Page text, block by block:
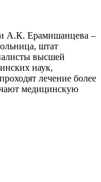
А.К. Ерамишанцева –
штат
высшей
наук,
лечение более
медицинскую